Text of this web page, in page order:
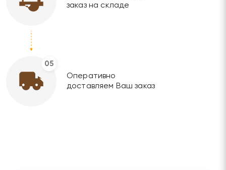
заказ на складе
05
Оперативно
доставляем Ваш заказ